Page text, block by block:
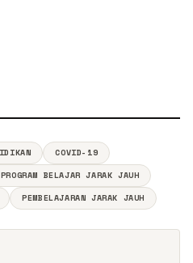
COVID-19
PROGRAM BELAJAR JARAK JAUH
PEMBELAJARAN JARAK JAUH